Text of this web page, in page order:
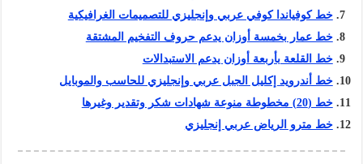
خط كوفياندا كوفي عربي وإنجليزي للتصميمات الغرافيكية
خط عمار بخمسة أوزان يدعم حروف التفخيم المشتقة
خط القلعة بأربعة أوزان يدعم الاستبدالات
خط أندرويد إكليل الجبل عربي وإنجليزي للحاسب والموبايل
خط (20) مخطوطة منوعة شهادات شكر وتقدير وغيرها
خط مترو الرياض عربي إنجليزي